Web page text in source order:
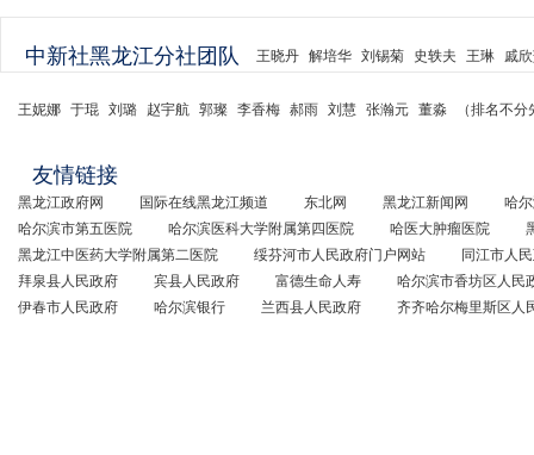
中新社黑龙江分社团队 王晓丹 解培华 刘锡菊 史轶夫 王琳 戚
王妮娜 于琨 刘璐 赵宇航 郭璨 李香梅 郝雨 刘慧 张瀚元 董淼 （排名不
友情链接
黑龙江政府网 国际在线黑龙江频道 东北网 黑龙江新闻网
哈
哈尔滨市第五医院
哈尔滨医科大学附属第四医院 哈医大肿瘤医院
黑龙江中医药大学附属第二医院
绥芬河市人民政府门户网站
同江市人
拜泉县人民政府
宾县人民政府 富德生命人寿
哈尔滨市香坊区人民
伊春市人民政府
哈尔滨银行 兰西县人民政府 齐齐哈尔梅里斯区人